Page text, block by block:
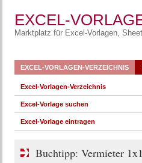
EXCEL-
Marktplatz für Excel-Vorlagen,
EXCEL-VORLAGEN-VERZEICHNIS
Excel-Vorlagen-Verzeichnis
Excel-Vorlage suchen
Excel-Vorlage eintragen
Buchtipp: Vermieter 1x1